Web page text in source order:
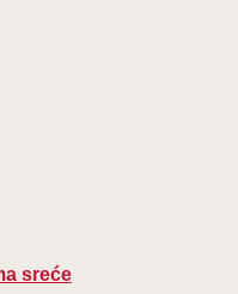
sreće